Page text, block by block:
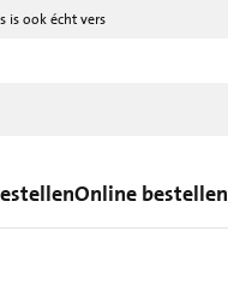
is ook écht vers
Online bestellen